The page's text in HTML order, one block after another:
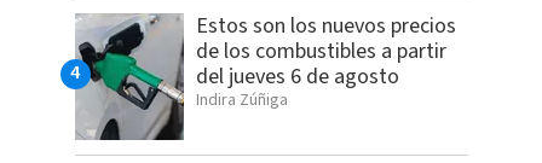
Estos son los nuevos precios
de los combustibles a partir
del jueves 6 de agosto
Indira Zúñiga